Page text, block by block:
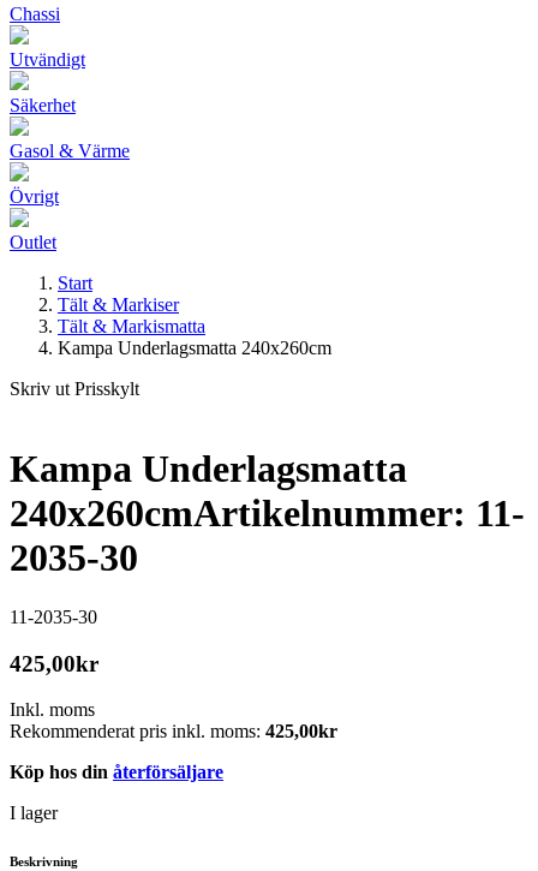
Chassi
Utvändigt
Säkerhet
Gasol & Värme
Övrigt
Outlet
Start
Tält & Markiser
Tält & Markismatta
Kampa Underlagsmatta 240x260cm
Skriv ut Prisskylt
Kampa Underlagsmatta
240x260cmArtikelnummer: 11-
2035-30
11-2035-30
425,00kr
Inkl. moms
Rekommenderat pris inkl. moms: 425,00kr
Köp hos din återförsäljare
I lager
Beskrivning